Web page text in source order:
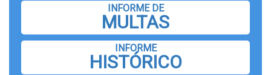
INFORME DE
MULTAS
INFORME
HISTÓRICO